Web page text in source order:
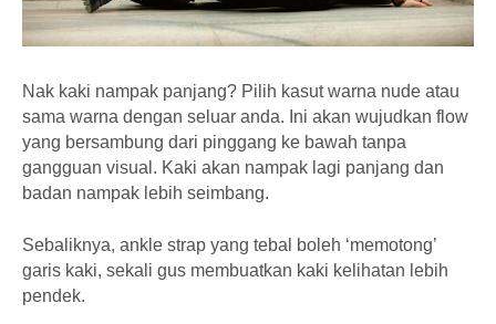
Nak kaki nampak panjang? Pilih kasut warna nude atau
sama warna dengan seluar anda. Ini akan wujudkan flow
yang bersambung dari pinggang ke bawah tanpa
gangguan visual. Kaki akan nampak lagi panjang dan
badan nampak lebih seimbang.
Sebaliknya, ankle strap yang tebal boleh ‘memotong’
garis kaki, sekali gus membuatkan kaki kelihatan lebih
pendek.